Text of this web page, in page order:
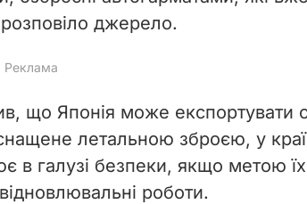
джерело.
що Японія може експортувати
летальною зброєю, у
в галузі безпеки, якщо метою
роботи.